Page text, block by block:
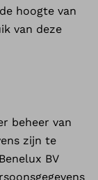
hoogte van
van deze
beheer van
zijn te
BV